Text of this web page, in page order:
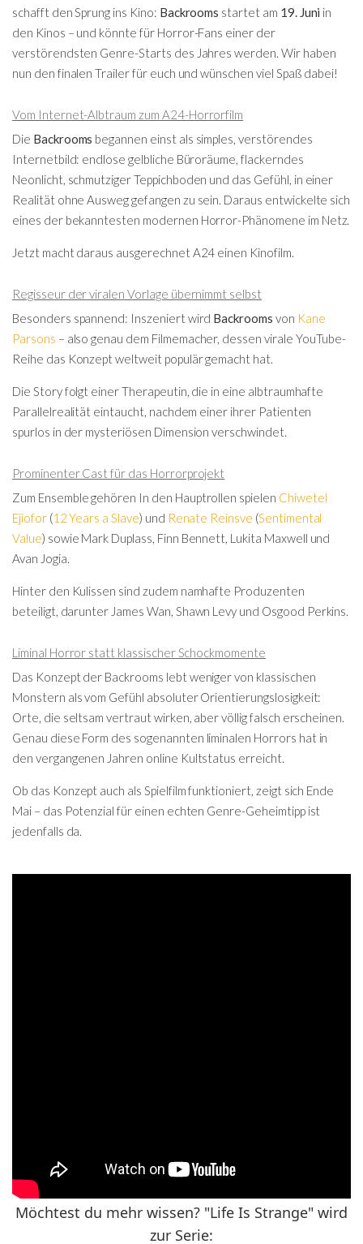
schafft den Sprung ins Kino: Backrooms startet am 19. Juni in
den Kinos – und könnte für Horror-Fans einer der
verstörendsten Genre-Starts des Jahres werden. Wir haben
nun den finalen Trailer für euch und wünschen viel Spaß dabei!
Vom Internet-Albtraum zum A24-Horrorfilm
Die Backrooms begannen einst als simples, verstörendes
Internetbild: endlose gelbliche Büroräume, flackerndes
Neonlicht, schmutziger Teppichboden und das Gefühl, in einer
Realität ohne Ausweg gefangen zu sein. Daraus entwickelte sich
eines der bekanntesten modernen Horror-Phänomene im Netz.
Jetzt macht daraus ausgerechnet A24 einen Kinofilm.
Regisseur der viralen Vorlage übernimmt selbst
Besonders spannend: Inszeniert wird Backrooms von Kane
Parsons – also genau dem Filmemacher, dessen virale YouTube-
Reihe das Konzept weltweit populär gemacht hat.
Die Story folgt einer Therapeutin, die in eine albtraumhafte
Parallelrealität eintaucht, nachdem einer ihrer Patienten
spurlos in der mysteriösen Dimension verschwindet.
Prominenter Cast für das Horrorprojekt
Zum Ensemble gehören In den Hauptrollen spielen Chiwetel
Ejiofor(12 Years a Slave) und Renate Reinsve (Sentimental
Value) sowie Mark Duplass, Finn Bennett, Lukita Maxwell und
Avan Jogia.
Hinter den Kulissen sind zudem namhafte Produzenten
beteiligt, darunter James Wan, Shawn Levy und Osgood Perkins.
Liminal Horror statt klassischer Schockmomente
Das Konzept der Backrooms lebt weniger von klassischen
Monstern als vom Gefühl absoluter Orientierungslosigkeit:
Orte, die seltsam vertraut wirken, aber völlig falsch erscheinen.
Genau diese Form des sogenannten liminalen Horrors hat in
den vergangenen Jahren online Kultstatus erreicht.
Ob das Konzept auch als Spielfilm funktioniert, zeigt sich Ende
Mai – das Potenzial für einen echten Genre-Geheimtipp ist
jedenfalls da.
Möchtest du mehr wissen? "Life Is Strange" wird
zur Serie: